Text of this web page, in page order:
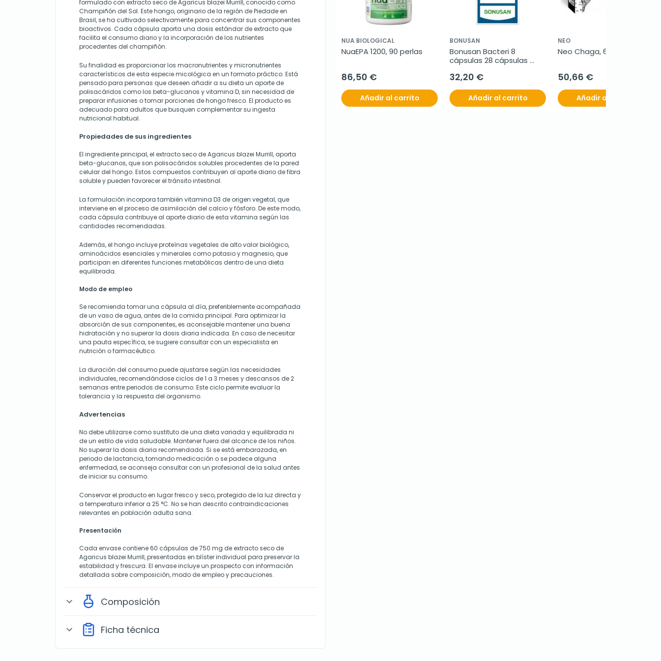
formulado con extracto seco de Agaricus blazei Murrill, conocido como
Champiñón del Sol. Este hongo, originario de la región de Piedade en
Brasil, se ha cultivado selectivamente para concentrar sus componentes
bioactivos. Cada cápsula aporta una dosis estándar de extracto que
facilita el consumo diario y la incorporación de los nutrientes
procedentes del champiñón.
Su finalidad es proporcionar los macronutrientes y micronutrientes
característicos de esta especie micológica en un formato práctico. Está
pensado para personas que deseen añadir a su dieta un aporte de
polisacáridos como los beta-glucanos y vitamina D, sin necesidad de
preparar infusiones o tomar porciones de hongo fresco. El producto es
adecuado para adultos que busquen complementar su ingesta
nutricional habitual.
Propiedades de sus ingredientes
El ingrediente principal, el extracto seco de Agaricus blazei Murrill, aporta
beta-glucanos, que son polisacáridos solubles procedentes de la pared
celular del hongo. Estos compuestos contribuyen al aporte diario de fibra
soluble y pueden favorecer el tránsito intestinal.
La formulación incorpora también vitamina D3 de origen vegetal, que
interviene en el proceso de asimilación del calcio y fósforo. De este modo,
cada cápsula contribuye al aporte diario de esta vitamina según las
cantidades recomendadas.
Además, el hongo incluye proteínas vegetales de alto valor biológico,
aminoácidos esenciales y minerales como potasio y magnesio, que
participan en diferentes funciones metabólicas dentro de una dieta
equilibrada.
Modo de empleo
Se recomienda tomar una cápsula al día, preferiblemente acompañada
de un vaso de agua, antes de la comida principal. Para optimizar la
absorción de sus componentes, es aconsejable mantener una buena
hidratación y no superar la dosis diaria indicada. En caso de necesitar
una pauta específica, se sugiere consultar con un especialista en
nutrición o farmacéutico.
La duración del consumo puede ajustarse según las necesidades
individuales, recomendándose ciclos de 1 a 3 meses y descansos de 2
semanas entre periodos de consumo. Este ciclo permite evaluar la
tolerancia y la respuesta del organismo.
Advertencias
No debe utilizarse como sustituto de una dieta variada y equilibrada ni
de un estilo de vida saludable. Mantener fuera del alcance de los niños.
No superar la dosis diaria recomendada. Si se está embarazada, en
periodo de lactancia, tomando medicación o se padece alguna
enfermedad, se aconseja consultar con un profesional de la salud antes
de iniciar su consumo.
Conservar el producto en lugar fresco y seco, protegido de la luz directa y
a temperatura inferior a 25 °C. No se han descrito contraindicaciones
relevantes en población adulta sana.
Presentación
Cada envase contiene 60 cápsulas de 750 mg de extracto seco de
Agaricus blazei Murrill, presentadas en blíster individual para preservar la
estabilidad y frescura. El envase incluye un prospecto con información
detallada sobre composición, modo de empleo y precauciones.
expand_more Composición
expand_more Ficha técnica
NUA BIOLOGICAL
NuaEPA 1200, 90 perlas
86,50 €
Añadir al carrito
BONUSAN
Bonusan Bacteri 8
cápsulas 28 cápsulas
32,20 €
Añadir al carrito
NEO
Neo Chaga, 60 cápsulas.
50,66 €
Añadir al carrito